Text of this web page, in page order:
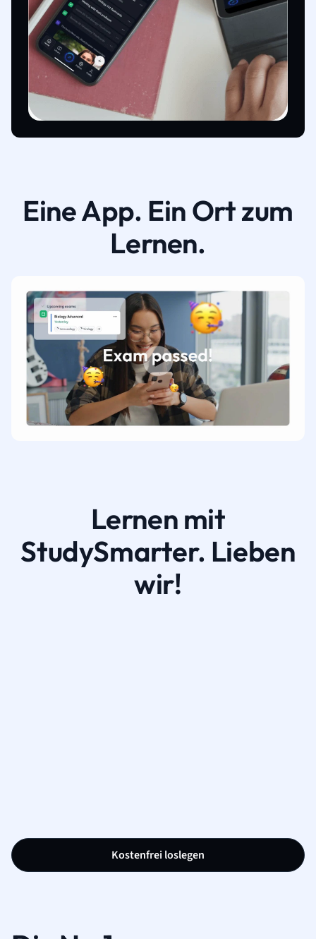
Eine App. Ein Ort zum
Lernen.
Lernen mit
StudySmarter. Lieben
wir!
Kostenfrei loslegen